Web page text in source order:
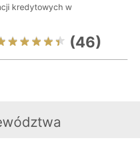
kredytowych w
(46)